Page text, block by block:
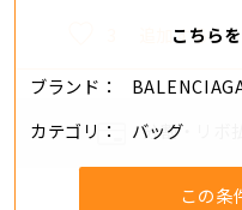
こちら
ブランド
カテゴリ
バッグ
この条
追加する
分割・リボ